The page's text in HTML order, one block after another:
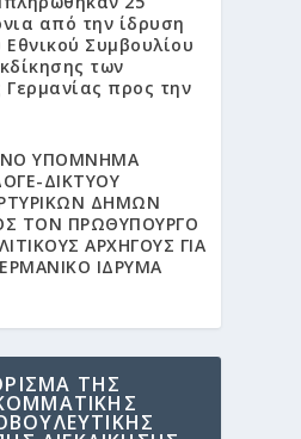
από την ίδρυση
Εθνικού Συμβουλίου
των
προς την
ΥΠΟΜΝΗΜΑ
ΔΙΚΤΥΟΥ
ΔΗΜΩΝ
ΤΟΝ ΠΡΩΘΥΠΟΥΡΓΟ
ΑΡΧΗΓΟΥΣ ΓΙΑ
ΙΔΡΥΜΑ
ΤΗΣ